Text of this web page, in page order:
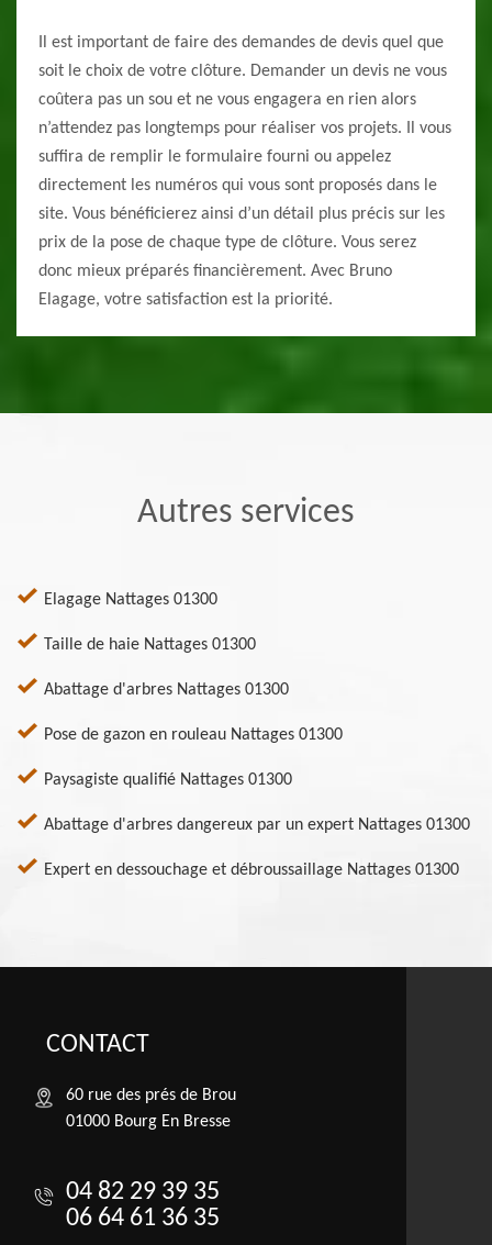
Il est important de faire des demandes de devis quel que
soit le choix de votre clôture. Demander un devis ne vous
coûtera pas un sou et ne vous engagera en rien alors
n’attendez pas longtemps pour réaliser vos projets. Il vous
suffira de remplir le formulaire fourni ou appelez
directement les numéros qui vous sont proposés dans le
site. Vous bénéficierez ainsi d’un détail plus précis sur les
prix de la pose de chaque type de clôture. Vous serez
donc mieux préparés financièrement. Avec Bruno
Elagage, votre satisfaction est la priorité.
Autres services
Elagage Nattages 01300
Taille de haie Nattages 01300
Abattage d'arbres Nattages 01300
Pose de gazon en rouleau Nattages 01300
Paysagiste qualifié Nattages 01300
Abattage d'arbres dangereux par un expert Nattages 01300
Expert en dessouchage et débroussaillage Nattages 01300
CONTACT
60 rue des prés de Brou
01000 Bourg En Bresse
04 82 29 39 35
06 64 61 36 35